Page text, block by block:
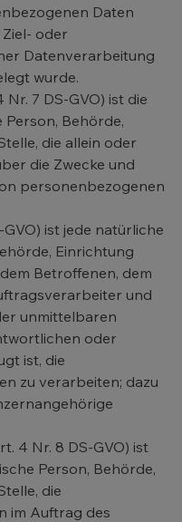
Daten
oder
Datenverarbeitung
wurde.
Nr. 7 DS-GVO) ist die
Behörde,
die allein oder
die Zwecke und
personenbezogenen
GVO) ist jede natürliche
Einrichtung
Betroffenen, dem
und
unmittelbaren
oder
ist, die
zu verarbeiten; dazu
4 Nr. 8 DS-GVO) ist
Person, Behörde,
die
im Auftrag des